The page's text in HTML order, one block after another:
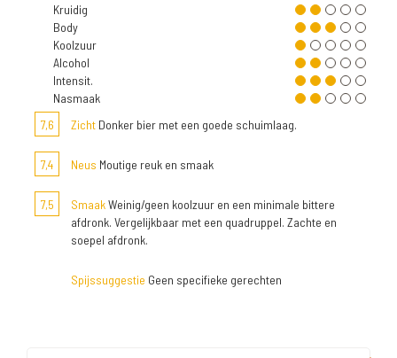
Kruidig
Body
Koolzuur
Alcohol
Intensit.
Nasmaak
7,6
Zicht Donker bier met een goede schuimlaag.
7,4 Neus Moutige reuk en smaak
7,5 SmaakWeinig/geen koolzuur en een minimale bittere
afdronk. Vergelijkbaar met een quadruppel. Zachte en
soepel afdronk.
Spijssuggestie Geen specifieke gerechten